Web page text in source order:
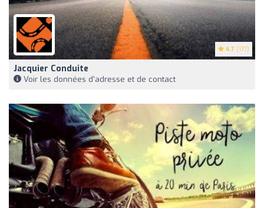
4.7 (177)
Jacquier Conduite
Voir les données d'adresse et de contact